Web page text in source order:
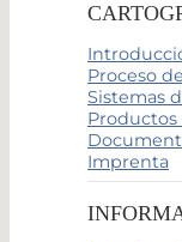
Proceso
Sistemas
Productos
Imprenta